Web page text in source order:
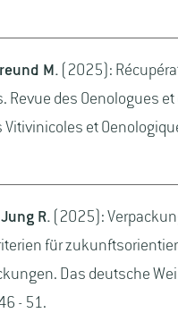
M. (2025):
Revue des Oenologues et
Vitivinicoles et
R. (2025):
für
Das deutsche
- 51.